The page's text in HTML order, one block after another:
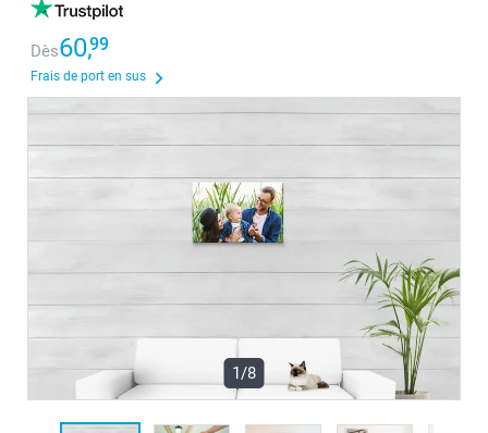
Dès60,99
Frais de port en sus
1/8